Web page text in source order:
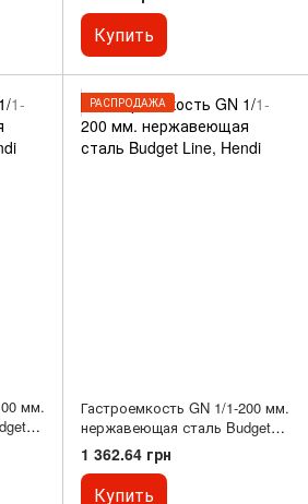
Купить
мм.
РАСПРОДАЖА
Гастроемкость GN 1/1-200 мм.
нержавеющая сталь Budget
Line, Hendi
1 362.64 грн
Купить